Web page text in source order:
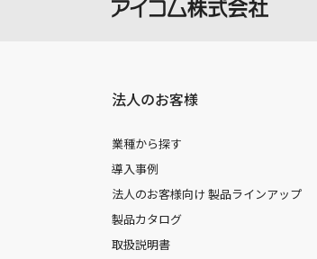
法人のお客様
業種から探す
導入事例
法人のお客様向け 製品ラインアップ
製品カタログ
取扱説明書